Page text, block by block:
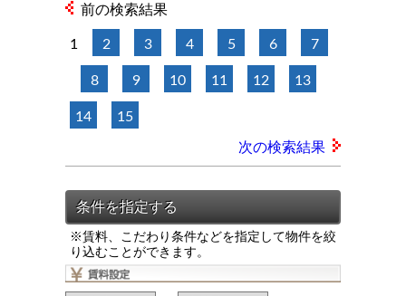
前の検索結果
1 2 3 4 5 6 7
8 9 10 11 12 13
14 15
次の検索結果
※賃料、こだわり条件などを指定して物件を絞
り込むことができます。